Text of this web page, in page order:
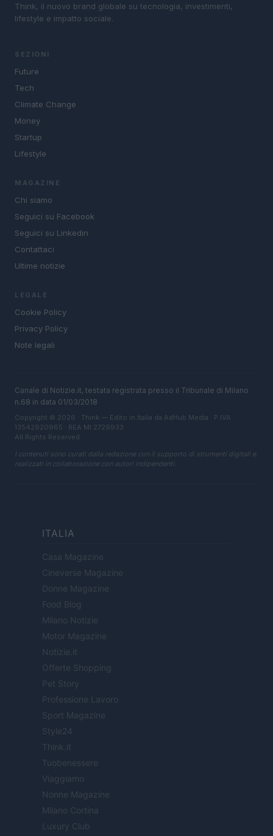
Think, il nuovo brand globale su tecnologia, investimenti,
lifestyle e impatto sociale.
SEZIONI
Future
Tech
Climate Change
Money
Startup
Lifestyle
MAGAZINE
Chi siamo
Seguici su Facebook
Seguici su Linkedin
Contattaci
Ultime notizie
LEGALE
Cookie Policy
Privacy Policy
Note legali
Canale di Notizie.it, testata registrata presso il Tribunale di Milano
n.68 in data 01/03/2018
Copyright © 2026 · Think — Edito in Italia da AdHub Media · P.IVA
13542920965 · REA MI 2729933
All Rights Reserved
I contenuti sono curati dalla redazione con il supporto di strumenti digitali e
realizzati in collaborazione con autori indipendenti.
ITALIA
Casa Magazine
Cineverse Magazine
Donne Magazine
Food Blog
Milano Notizie
Motor Magazine
Notizie.it
Offerte Shopping
Pet Story
Professione Lavoro
Sport Magazine
Style24
Think.it
Tuobenessere
Viaggiamo
Nonne Magazine
Milano Cortina
Luxury Club